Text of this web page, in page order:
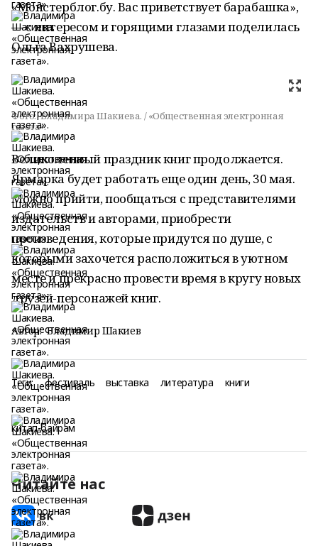
«Монстерблог.бу. Вас приветствует барабашка»,
— с интересом и горящими глазами поделилась
Ольга Вахрушева.
Фото: Владимира Шакиева. / «Общественная электронная
газета».
Великолепный праздник книг продолжается.
Ярмарка будет работать еще один день, 30 мая.
Можно прийти, пообщаться с представителями
издательств и авторами, приобрести
произведения, которые придутся по душе, с
которыми захочется расположиться в уютном
месте и прекрасно провести время в кругу новых
друзей-персонажей книг.
Автор: Владимир Шакиев
Теги: фестиваль выставка литература книги
китап-байрам
Читайте нас